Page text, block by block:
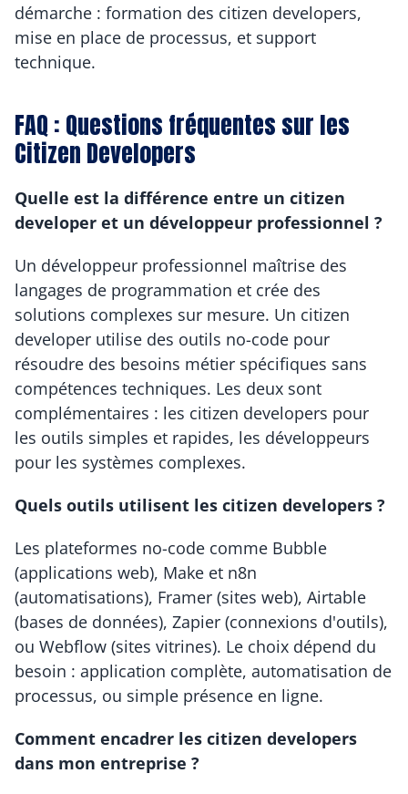
démarche : formation des citizen developers,
mise en place de processus, et support
technique.
FAQ : Questions fréquentes sur les
Citizen Developers
Quelle est la différence entre un citizen
developer et un développeur professionnel ?
Un développeur professionnel maîtrise des
langages de programmation et crée des
solutions complexes sur mesure. Un citizen
developer utilise des outils no-code pour
résoudre des besoins métier spécifiques sans
compétences techniques. Les deux sont
complémentaires : les citizen developers pour
les outils simples et rapides, les développeurs
pour les systèmes complexes.
Quels outils utilisent les citizen developers ?
Les plateformes no-code comme Bubble
(applications web), Make et n8n
(automatisations), Framer (sites web), Airtable
(bases de données), Zapier (connexions d'outils),
ou Webflow (sites vitrines). Le choix dépend du
besoin : application complète, automatisation de
processus, ou simple présence en ligne.
Comment encadrer les citizen developers
dans mon entreprise ?